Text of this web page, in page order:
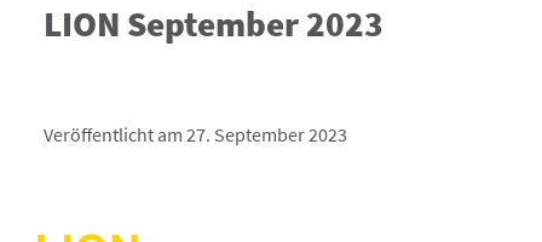
LION September 2023
Veröffentlicht am 27. September 2023